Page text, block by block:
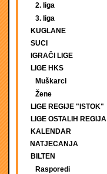
2. liga
3. liga
KUGLANE
SUCI
IGRAČI LIGE
LIGE HKS
Muškarci
Žene
LIGE REGIJE "ISTOK"
LIGE OSTALIH REGIJA
KALENDAR
NATJECANJA
BILTEN
Rasporedi